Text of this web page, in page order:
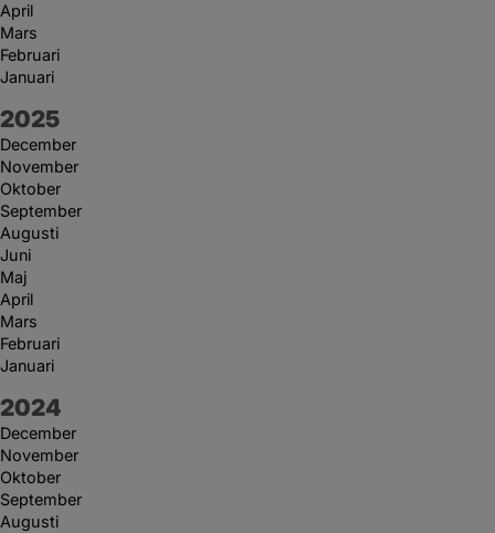
April
Mars
Februari
Januari
År:
2025
December
November
Oktober
September
Augusti
Juni
Maj
April
Mars
Februari
Januari
År:
2024
December
November
Oktober
September
Augusti